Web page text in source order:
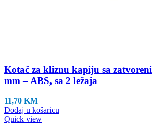
Kotač za kliznu kapiju sa
mm – ABS, sa 2 ležaja
11,70 KM
Dodaj u košaricu
Quick view